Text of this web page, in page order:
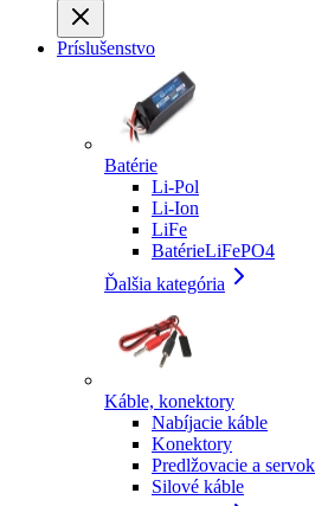
Príslušenstvo
Batérie
Li-Pol
Li-Ion
LiFe
BatérieLiFePO4
Ďalšia kategória
Káble, konektory
Nabíjacie káble
Konektory
Predlžovacie a
Silové káble